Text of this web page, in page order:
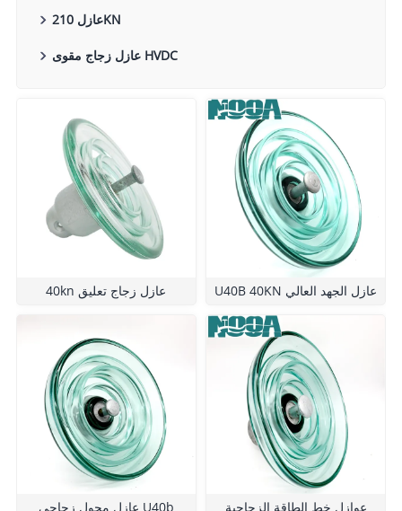
عازل 210KN
عازل زجاج مقوى HVDC
40kn عازل زجاج تعليق U40B 40KN عازل الجهد العالي
عازل محول زجاجي U40b
عوازل خط الطاقة الزجاجية